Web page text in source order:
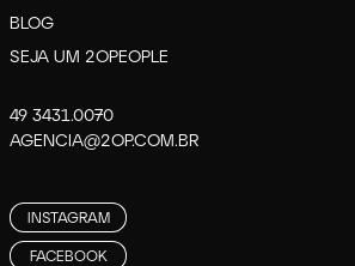
BLOG
SEJA UM 2OPEOPLE
49 3431.0070
AGENCIA@2OP.COM.BR
INSTAGRAM
FACEBOOK